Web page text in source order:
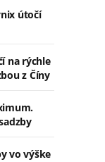
útočí
na rýchle
z Číny
vo výške